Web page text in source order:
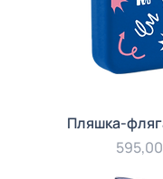
Пляшка-
Цена